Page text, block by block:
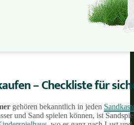
–Checkliste für
gehören bekanntlich in jeden
und Sand spielen können, ist